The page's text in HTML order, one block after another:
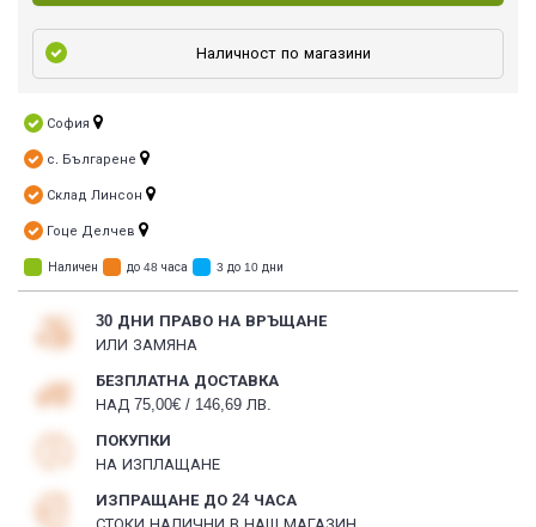
Наличност по магазини
София
с. Българене
Склад Линсон
Гоце Делчев
Наличен до 48 часа 3 до 10 дни
30 ДНИ ПРАВО НА ВРЪЩАНЕ
ИЛИ ЗАМЯНА
БЕЗПЛАТНА ДОСТАВКА
НАД 75,00€ / 146,69 ЛВ.
ПОКУПКИ
НА ИЗПЛАЩАНЕ
ИЗПРАЩАНЕ ДО 24 ЧАСА